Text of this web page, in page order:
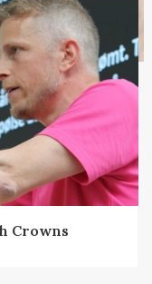
Crowns